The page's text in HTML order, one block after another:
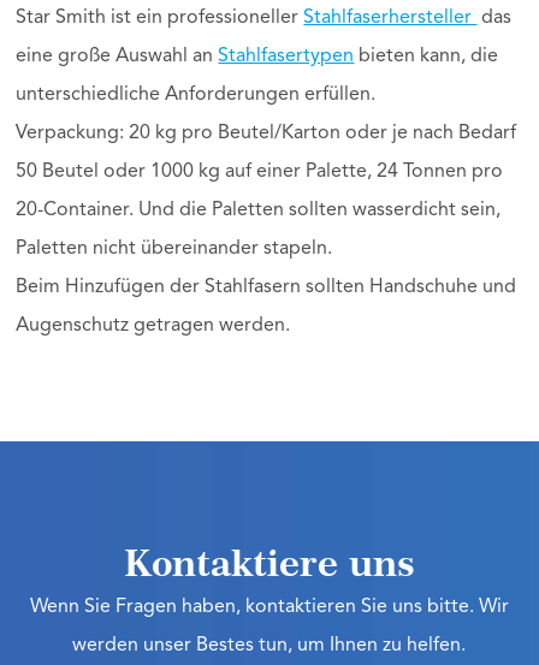
Star Smith ist ein professionellerStahlfaserhersteller das
eine große Auswahl anStahlfasertypen bieten kann, die
unterschiedliche Anforderungen erfüllen.
Verpackung: 20 kg pro Beutel/Karton oder je nach Bedarf
50 Beutel oder 1000 kg auf einer Palette, 24 Tonnen pro
20-Container. Und die Paletten sollten wasserdicht sein,
Paletten nicht übereinander stapeln.
Beim Hinzufügen der Stahlfasern sollten Handschuhe und
Augenschutz getragen werden.
Kontaktiere uns
Wenn Sie Fragen haben, kontaktieren Sie uns bitte. Wir
werden unser Bestes tun, um Ihnen zu helfen.